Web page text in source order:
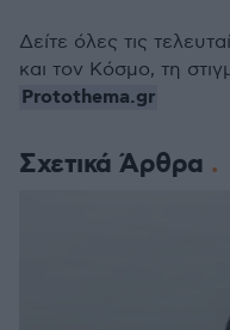
Σχετικά Άρθρα
Δείτε όλες τις
και τον Κόσμο, τη
Protothema.gr